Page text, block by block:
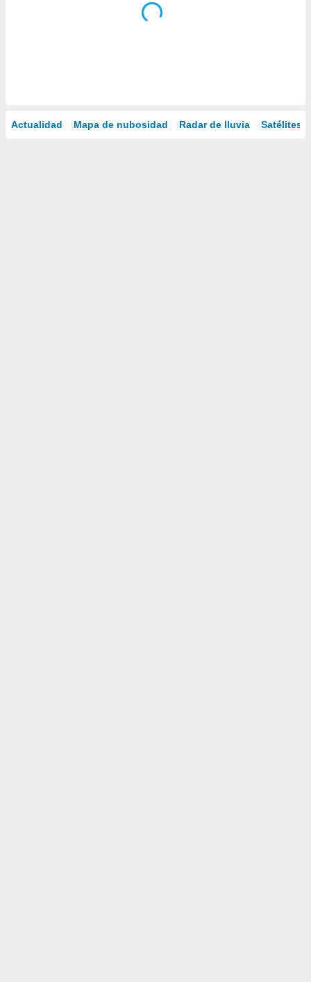
Actualidad Mapa de nubosidad Radar de lluvia Satélites